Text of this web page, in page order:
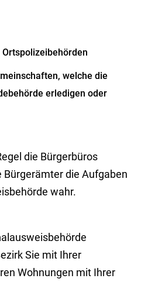
welche die
erledigen oder
die Bürgerbüros
Bürgerämter die Aufgaben
wahr.
Sie mit Ihrer
Wohnungen mit Ihrer